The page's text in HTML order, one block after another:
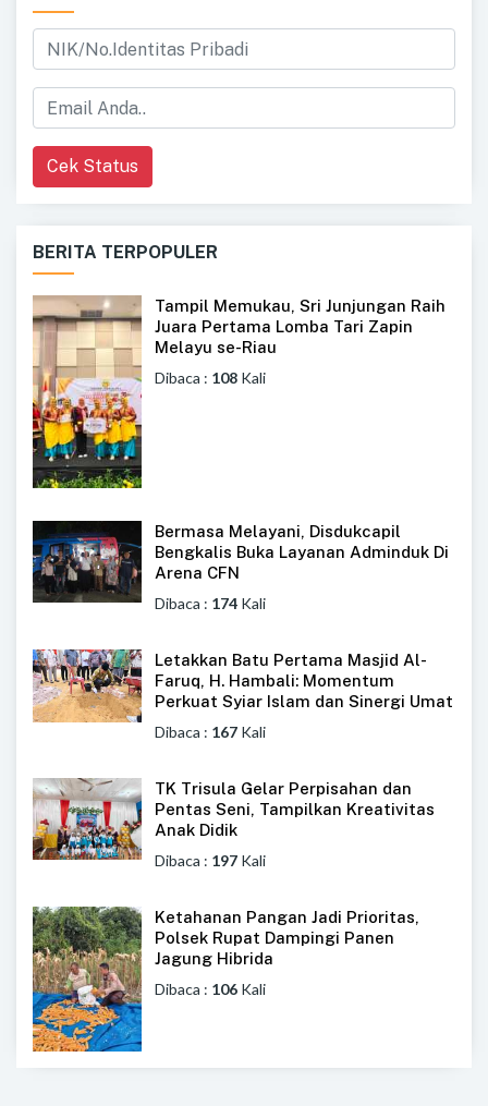
Cek Status
BERITA TERPOPULER
Tampil Memukau, Sri Junjungan Raih
Juara Pertama Lomba Tari Zapin
Melayu se-Riau
Dibaca : 108 Kali
Bermasa Melayani, Disdukcapil
Bengkalis Buka Layanan Adminduk Di
Arena CFN
Dibaca : 174 Kali
Letakkan Batu Pertama Masjid Al-
Faruq, H. Hambali: Momentum
Perkuat Syiar Islam dan Sinergi Umat
Dibaca : 167 Kali
TK Trisula Gelar Perpisahan dan
Pentas Seni, Tampilkan Kreativitas
Anak Didik
Dibaca : 197 Kali
Ketahanan Pangan Jadi Prioritas,
Polsek Rupat Dampingi Panen
Jagung Hibrida
Dibaca : 106 Kali